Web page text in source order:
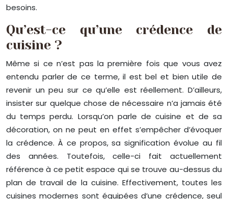
besoins.
Qu’est-ce qu’une crédence de
cuisine ?
Même si ce n’est pas la première fois que vous avez
entendu parler de ce terme, il est bel et bien utile de
revenir un peu sur ce qu’elle est réellement. D’ailleurs,
insister sur quelque chose de nécessaire n’a jamais été
du temps perdu. Lorsqu’on parle de cuisine et de sa
décoration, on ne peut en effet s’empêcher d’évoquer
la crédence. À ce propos, sa signification évolue au fil
des années. Toutefois, celle-ci fait actuellement
référence à ce petit espace qui se trouve au-dessus du
plan de travail de la cuisine. Effectivement, toutes les
cuisines modernes sont équipées d’une crédence, seul